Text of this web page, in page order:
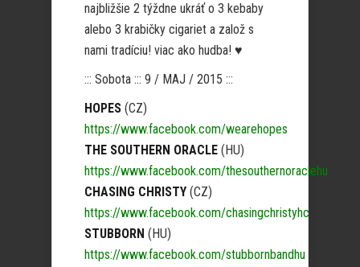
najbližšie 2 týždne ukráť o 3 kebaby
alebo 3 krabičky cigariet a založ s
nami tradíciu! viac ako hudba! ♥
::: Sobota ::: 9 / MAJ / 2015 :::
HOPES (CZ)
https://www.facebook.com/wearehopes
THE SOUTHERN ORACLE (HU)
https://www.facebook.com/thesouthernoraclehu
CHASING CHRISTY (CZ)
https://www.facebook.com/chasingchristyhc
STUBBORN (HU)
https://www.facebook.com/stubbornbandhu